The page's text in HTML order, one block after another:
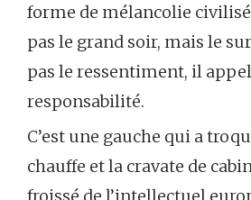
forme de mélancolie
pas le grand soir, mais le
pas le ressentiment, il
responsabilité.
C’est une gauche qui a
chauffe et la cravate de
froissé de l’intellectuel